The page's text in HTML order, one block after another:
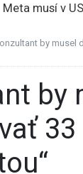
Meta musí v
Trump by musel